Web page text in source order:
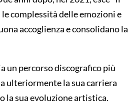
complessità delle emozioni e
accoglienza e consolidano la
un percorso discografico più
ulteriormente la sua carriera
la sua evoluzione artistica.